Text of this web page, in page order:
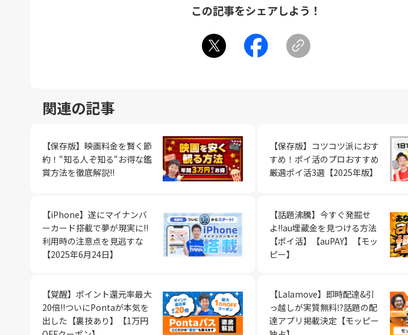
この記事をシェアしよう！
関連の記事
【保存版】映画料金を賢く節
約！“知る人ぞ知る“お得な鑑
賞方法を徹底解説!!
【保存版】コツコツ派におす
すめ！ポイ活のプロおすすめ
厳選ポイ活3選【2025年版】
【iPhone】遂にマイナンバ
ーカード搭載で夢が現実に!!
利用時の注意点を見逃すな
【2025年6月24日】
【話題沸騰】今すぐ発掘せ
よ!!au埋蔵金を見つける方法
【ポイ活】【auPAY】【モッ
ピー】
【覚醒】ポイント還元率最大
20倍!!ついにPontaが本気を
出した【裏技あり】【1万円
【Lalamove】即時配達&引
っ越しが実質無料⁉︎話題の配
達アプリ掲載決定【モッピー